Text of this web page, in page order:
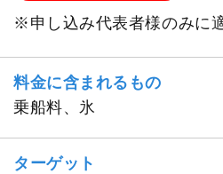
※申し込み代表者様のみに
料金に含まれるもの
乗船料、氷
ターゲット